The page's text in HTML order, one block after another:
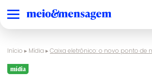
Início ▸ Mídia ▸Caixa eletrônico: o novo ponto
mídia